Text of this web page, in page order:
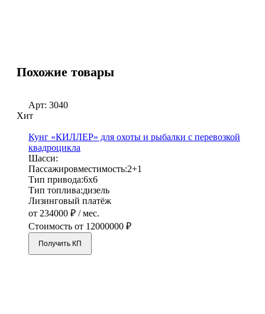
Похожие товары
Арт: 3040
Хит
Кунг «КИЛЛЕР» для охоты и рыбалки с перевозкой
квадроцикла
Шасси:
Пассажировместимость:2+1
Тип привода:6х6
Тип топлива:дизель
Лизинговый платёж
от 234000 ₽ / мес.
Стоимость от 12000000 ₽
Получить КП